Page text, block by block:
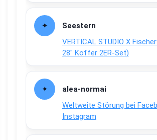
Seestern
VERTICAL STUDIO X
28″ Koffer 2ER-Set)
alea-normai
Weltweite Störung bei
Instagram